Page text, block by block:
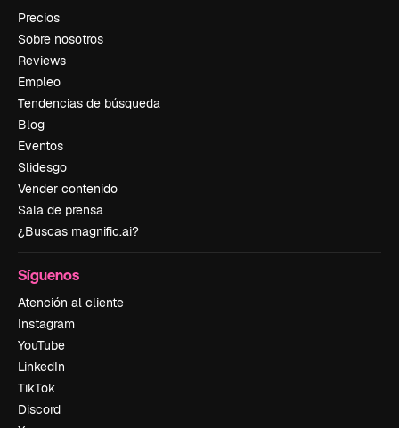
Precios
Sobre nosotros
Reviews
Empleo
Tendencias de búsqueda
Blog
Eventos
Slidesgo
Vender contenido
Sala de prensa
¿Buscas magnific.ai?
Síguenos
Atención al cliente
Instagram
YouTube
LinkedIn
TikTok
Discord